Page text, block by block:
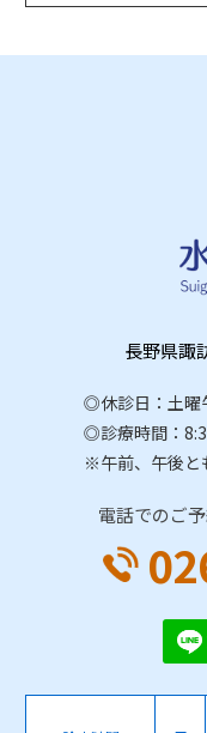
長野県諏
◎休診日：土曜
◎診療時間：
※午前、午後と
電話でのご